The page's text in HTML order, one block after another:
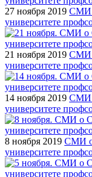
27 ноября 2019 СМИ
университете
21 ноября 2019 СМИ
университете
14 ноября 2019 СМИ
университете
8 ноября 2019 СМИ о
университете